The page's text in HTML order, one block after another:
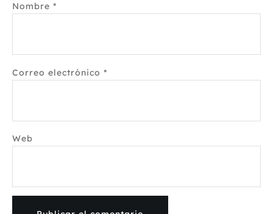
Nombre *
Correo electrónico *
Web